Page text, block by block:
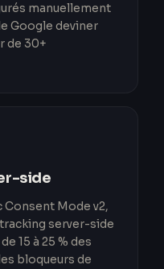
manuellement
Google deviner
de 30+
side
Mode v2,
server-side
15 à 25 % des
bloqueurs de